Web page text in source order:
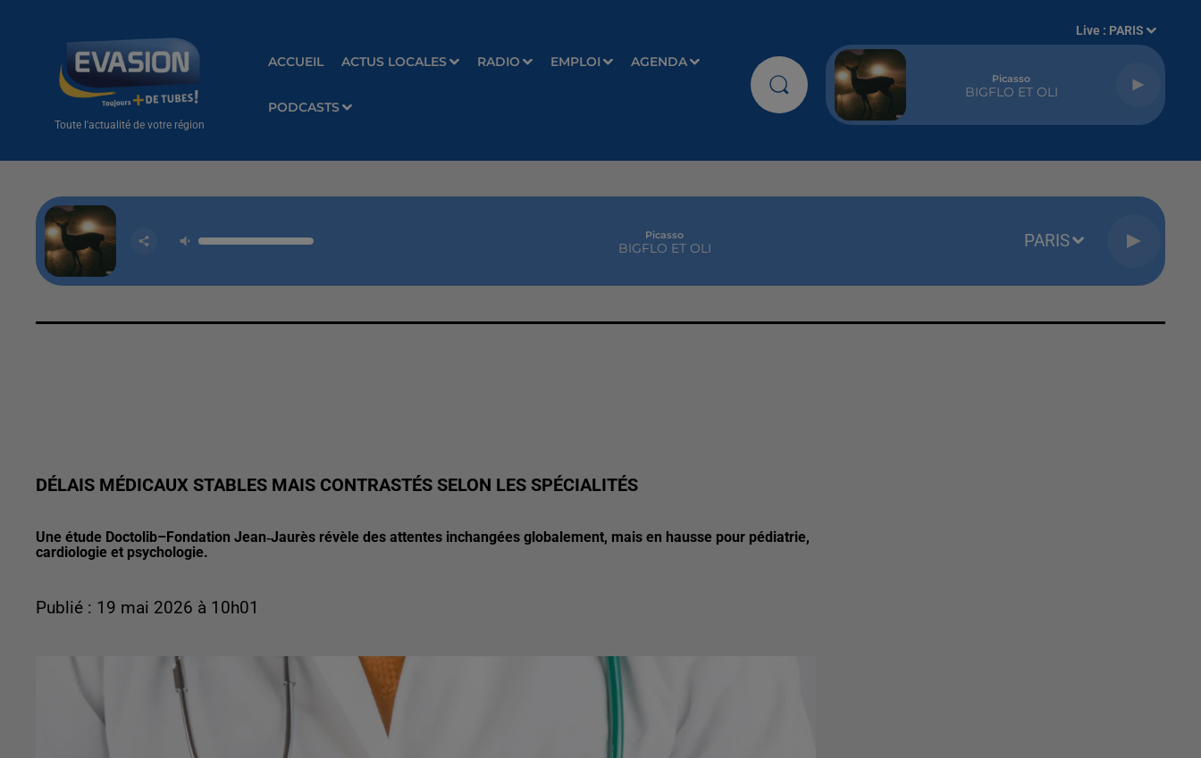
Toute l'actualité de votre région
ACCUEIL ACTUS LOCALES RADIO EMPLOI AGENDA
PODCASTS
Live : PARIS
Picasso
BIGFLO ET OLI
Picasso
BIGFLO ET OLI PARIS
DÉLAIS MÉDICAUX STABLES MAIS CONTRASTÉS SELON LES SPÉCIALITÉS
Une étude Doctolib–Fondation Jean‑Jaurès révèle des attentes inchangées globalement, mais en hausse pour pédiatrie,
cardiologie et psychologie.
Publié : 19 mai 2026 à 10h01